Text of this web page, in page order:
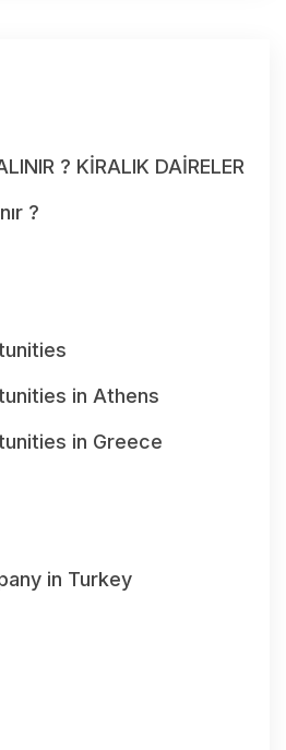
? KİRALIK DAİRELER
?
in Athens
in Greece
in Turkey